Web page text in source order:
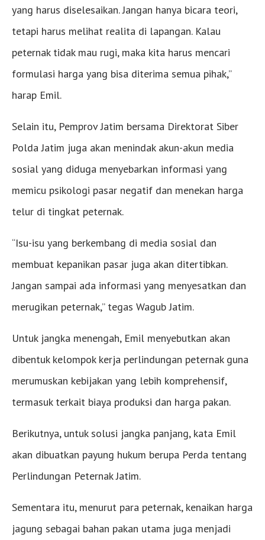
yang harus diselesaikan. Jangan hanya bicara teori,
tetapi harus melihat realita di lapangan. Kalau
peternak tidak mau rugi, maka kita harus mencari
formulasi harga yang bisa diterima semua pihak,”
harap Emil.
Selain itu, Pemprov Jatim bersama Direktorat Siber
Polda Jatim juga akan menindak akun-akun media
sosial yang diduga menyebarkan informasi yang
memicu psikologi pasar negatif dan menekan harga
telur di tingkat peternak.
“Isu-isu yang berkembang di media sosial dan
membuat kepanikan pasar juga akan ditertibkan.
Jangan sampai ada informasi yang menyesatkan dan
merugikan peternak,” tegas Wagub Jatim.
Untuk jangka menengah, Emil menyebutkan akan
dibentuk kelompok kerja perlindungan peternak guna
merumuskan kebijakan yang lebih komprehensif,
termasuk terkait biaya produksi dan harga pakan.
Berikutnya, untuk solusi jangka panjang, kata Emil
akan dibuatkan payung hukum berupa Perda tentang
Perlindungan Peternak Jatim.
Sementara itu, menurut para peternak, kenaikan harga
jagung sebagai bahan pakan utama juga menjadi